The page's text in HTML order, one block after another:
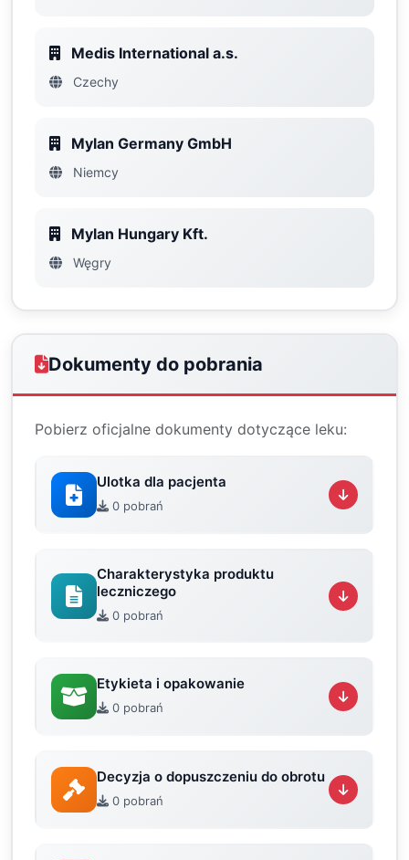
Medis International a.s.
Czechy
Mylan Germany GmbH
Niemcy
Mylan Hungary Kft.
Węgry
Dokumenty do pobrania
Pobierz oficjalne dokumenty dotyczące leku:
Ulotka dla pacjenta
0 pobrań
Charakterystyka produktu
leczniczego
0 pobrań
Etykieta i opakowanie
0 pobrań
Decyzja o dopuszczeniu do obrotu
0 pobrań